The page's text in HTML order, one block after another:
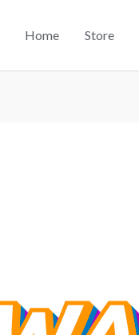
Home Store